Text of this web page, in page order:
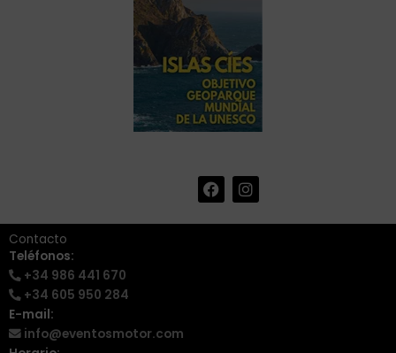
F
a
e
I
n
t
Contacto
Teléfonos:
+34 986 441 670
+34 605 950 284
E-mail:
info@eventosmotor.com